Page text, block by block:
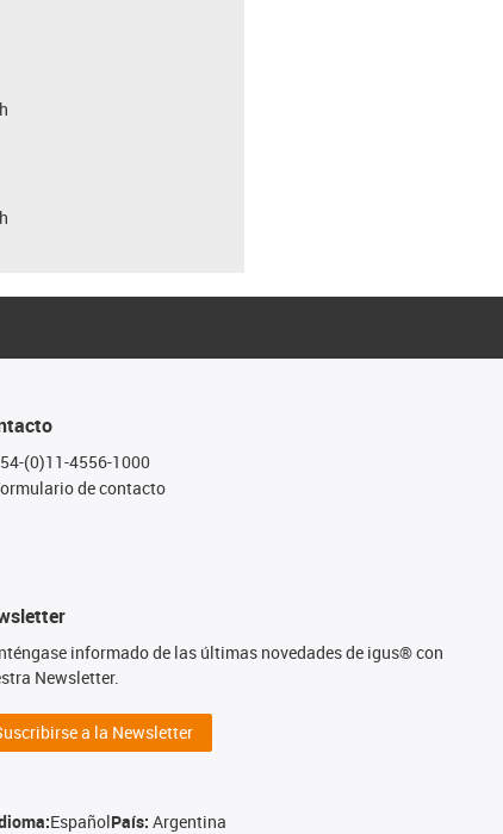
(0)11-4556-1000
de contacto
informado de las últimas novedades de igus® con
Newsletter.
a la Newsletter
EspañolPaís:Argentina